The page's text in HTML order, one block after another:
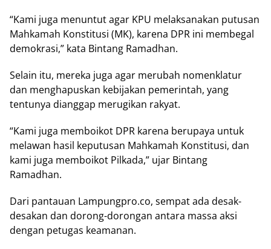
“Kami juga menuntut agar KPU melaksanakan putusan
Mahkamah Konstitusi (MK), karena DPR ini membegal
demokrasi,” kata Bintang Ramadhan.
Selain itu, mereka juga agar merubah nomenklatur
dan menghapuskan kebijakan pemerintah, yang
tentunya dianggap merugikan rakyat.
“Kami juga memboikot DPR karena berupaya untuk
melawan hasil keputusan Mahkamah Konstitusi, dan
kami juga memboikot Pilkada,” ujar Bintang
Ramadhan.
Dari pantauan Lampungpro.co, sempat ada desak-
desakan dan dorong-dorongan antara massa aksi
dengan petugas keamanan.